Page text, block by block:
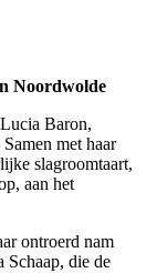
Noordwolde
Baron,
Samen met haar
slagroomtaart,
aan het
ontroerd nam
Schaap, die de